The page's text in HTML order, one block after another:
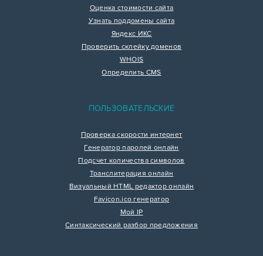
Оценка стоимости сайта
Узнать поддомены сайта
Яндекс ИКС
Проверить склейку доменов
WHOIS
Определить CMS
ПОЛЬЗОВАТЕЛЬСКИЕ
Проверка скорости интернет
Генератор паролей онлайн
Подсчет количества символов
Транслитерация онлайн
Визуальный HTML редактор онлайн
Favicon.ico генератор
Мой IP
Синтаксический разбор предложения